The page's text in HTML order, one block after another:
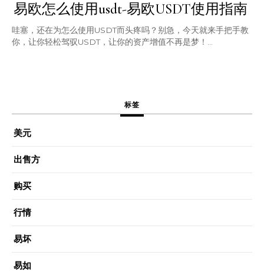
易欧怎么使用usdt-易欧USDT使用指南
哇塞，还在为怎么使用USDT而头疼吗？别急，今天就来手把手教
你，让你轻松驾驭USDT，让你的资产增值不再是梦！...
标签
美元
出售方
购买
行情
易坏
易如